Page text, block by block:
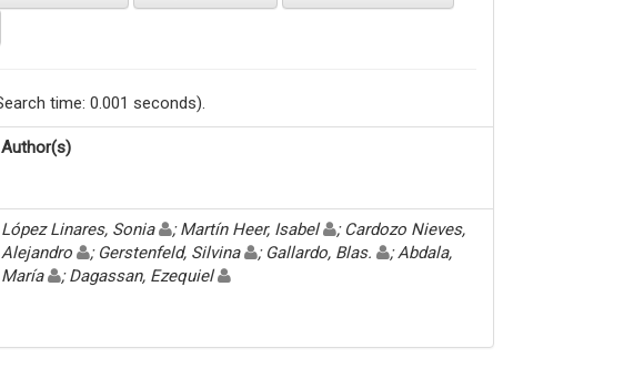
time: 0.001 seconds).
Author(s)
López Linares, Sonia ; Martín Heer, Isabel
; Cardozo Nieves,
Alejandro
; Gerstenfeld, Silvina ; Gallardo, Blas.
; Abdala,
María
; Dagassan, Ezequiel